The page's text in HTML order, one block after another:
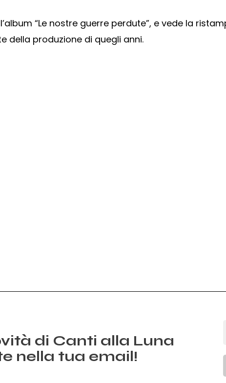
“Le nostre guerre perdute”, e vede la
della produzione di quegli anni.
di Canti alla Luna
nella tua email!